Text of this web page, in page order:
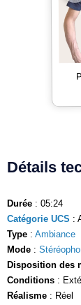
Détails
Durée : 05:24
Catégorie UCS :
Type : Ambiance
Mode :
Disposition des
Conditions :
Réalisme : Réel